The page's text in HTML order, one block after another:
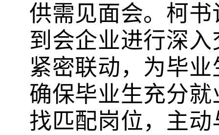
供需见面会。柯
到会企业进行深
紧密联动，为毕
确保毕业生充分
找匹配岗位，主